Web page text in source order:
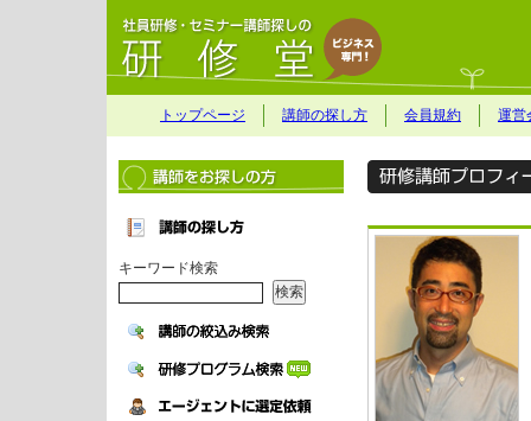
トップページ 講師の探し方 会員規約 運営
キーワード検索